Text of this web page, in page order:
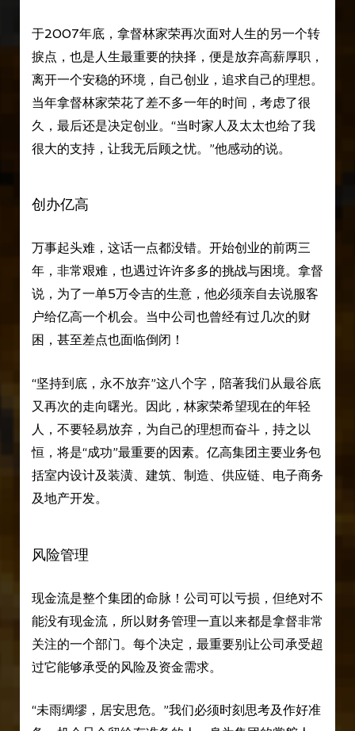
于2007年底，拿督林家荣再次面对人生的另一个转
捩点，也是人生最重要的抉择，便是放弃高薪厚职，
离开一个安稳的环境，自己创业，追求自己的理想。
当年拿督林家荣花了差不多一年的时间，考虑了很
久，最后还是决定创业。“当时家人及太太也给了我
很大的支持，让我无后顾之忧。”他感动的说。
创办亿高
万事起头难，这话一点都没错。开始创业的前两三
年，非常艰难，也遇过许许多多的挑战与困境。拿督
说，为了一单5万令吉的生意，他必须亲自去说服客
户给亿高一个机会。当中公司也曾经有过几次的财
困，甚至差点也面临倒闭！
“坚持到底，永不放弃”这八个字，陪著我们从最谷底
又再次的走向曙光。因此，林家荣希望现在的年轻
人，不要轻易放弃，为自己的理想而奋斗，持之以
恒，将是“成功”最重要的因素。亿高集团主要业务包
括室内设计及装潢、建筑、制造、供应链、电子商务
及地产开发。
风险管理
现金流是整个集团的命脉！公司可以亏损，但绝对不
能没有现金流，所以财务管理一直以来都是拿督非常
关注的一个部门。每个决定，最重要别让公司承受超
过它能够承受的风险及资金需求。
“未雨绸缪，居安思危。”我们必须时刻思考及作好准